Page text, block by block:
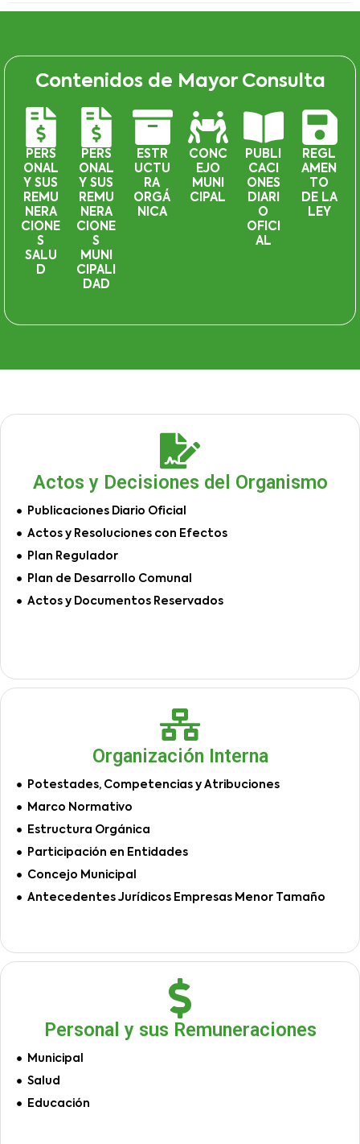
Contenidos de Mayor Consulta
PERS
ONAL
Y SUS
REMU
NERA
CIONE
S
SALU
D
PERS
ONAL
Y SUS
REMU
NERA
CIONE
S
MUNI
CIPALI
DAD
ESTR
UCTU
RA
ORGÁ
NICA
CONC
EJO
MUNI
CIPAL
PUBLI
CACI
ONES
DIARI
O
OFICI
AL
REGL
AMEN
TO
DE LA
LEY
Actos y Decisiones del Organismo
Publicaciones Diario Oficial
Actos y Resoluciones con Efectos
Plan Regulador
Plan de Desarrollo Comunal
Actos y Documentos Reservados
Organización Interna
Potestades, Competencias y Atribuciones
Marco Normativo
Estructura Orgánica
Participación en Entidades
Concejo Municipal
Antecedentes Jurídicos Empresas Menor Tamaño
Personal y sus Remuneraciones
Municipal
Salud
Educación